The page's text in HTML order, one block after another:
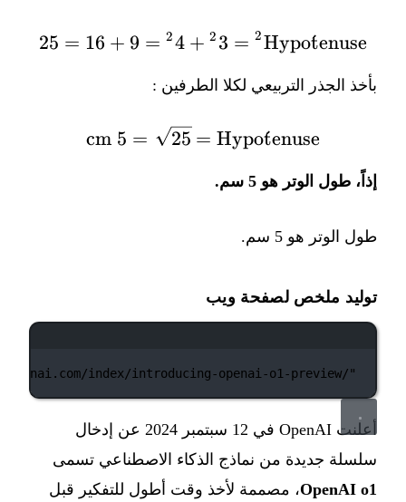
\text{Hypoténuse}^2 = 3^2 + 4^2 = 9 + 16 = 25 Hypote
ˊ nuse
2
=
3
2
+
4
2
=
9
+
16
=
25
بأخذ الجذر التربيعي لكلا الطرفين :
\text{Hypoténuse} = \sqrt{25} = 5 \text{ cm} Hypote
ˊ nuse
=
25
=
5
cm
إذاً، طول الوتر هو 5 سم.
طول الوتر هو 5 سم.
توليد ملخص لصفحة ويب
index/introducing-openai-o1-preview/"
أعلنت OpenAI في 12 سبتمبر 2024 عن إدخال
سلسلة جديدة من نماذج الذكاء الاصطناعي تسمى
OpenAI o1، مصممة لأخذ وقت أطول للتفكير قبل